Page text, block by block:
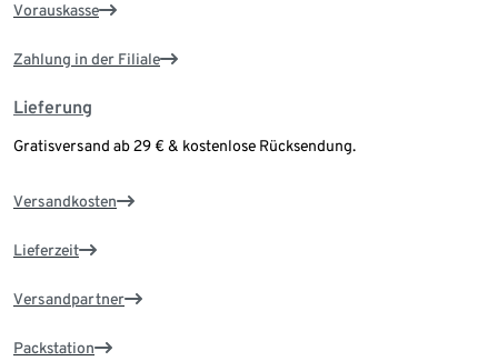
Vorauskasse
Zahlung in der Filiale
Lieferung
Gratisversand ab 29 € & kostenlose Rücksendung.
Versandkosten
Lieferzeit
Versandpartner
Packstation